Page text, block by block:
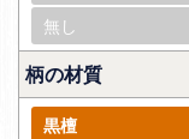
無し
柄の材質
黒檀